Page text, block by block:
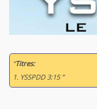
“Titres:
1. YSSPDD 3:15 ”